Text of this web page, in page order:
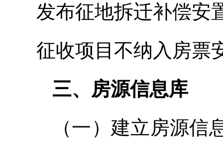
发布征地拆迁补偿安
征收项目不纳入房票
三、房源信息库
（一）建立房源